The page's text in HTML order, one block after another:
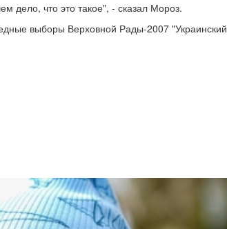
дело, что это такое", - сказал Мороз.
выборы Верховной Рады-2007 "Украинский